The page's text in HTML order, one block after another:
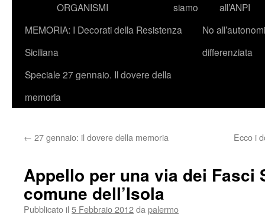
contenuto
ORGANISMI
siamo
all’ANPI
MEMORIA: I Decorati della Resistenza
Siciliana
No
differenziata
Speciale 27 gennaio. Il dovere della
memoria
← 27 gennaio: il dovere della memoria Ecco i
Appello per una via dei Fasci
comune dell’Isola
Pubblicato il 5 Febbraio 2012da palermo